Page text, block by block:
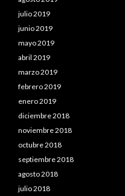
julio 2019
junio 2019
mayo 2019
abril 2019
marzo 2019
febrero 2019
enero 2019
diciembre 2018
noviembre 2018
octubre 2018
septiembre 2018
agosto 2018
julio 2018